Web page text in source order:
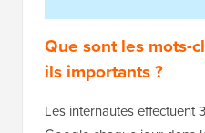
Que sont les mots-
ils importants ?
Les internautes effectuent